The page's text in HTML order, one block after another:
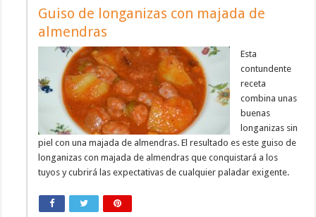
Guiso de longanizas con majada de
almendras
Esta
contundente
receta
combina unas
buenas
longanizas sin
piel con una majada de almendras. El resultado es este guiso de
longanizas con majada de almendras que conquistará a los
tuyos y cubrirá las expectativas de cualquier paladar exigente.